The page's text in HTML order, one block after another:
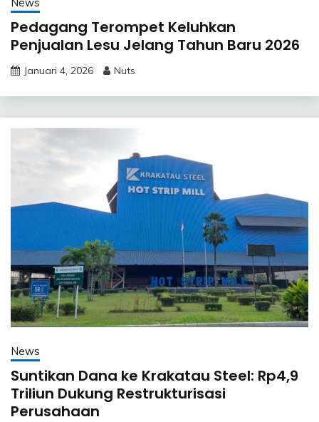
Pedagang Terompet Keluhkan
Penjualan Lesu Jelang Tahun Baru 2026
Januari 4, 2026 Nuts
News
Suntikan Dana ke Krakatau Steel: Rp4,9
Triliun Dukung Restrukturisasi
Perusahaan